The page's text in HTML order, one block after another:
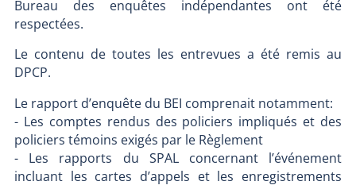
Bureau des enquêtes indépendantes ont été
respectées.
Le contenu de toutes les entrevues a été remis au
DPCP.
Le rapport d’enquête du BEI comprenait notamment:
- Les comptes rendus des policiers impliqués et des
policiers témoins exigés par le Règlement
- Les rapports du SPAL concernant l’événement
incluant les cartes d’appels et les enregistrements